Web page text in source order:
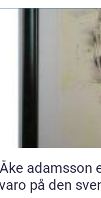
en konstnär med stark
på den